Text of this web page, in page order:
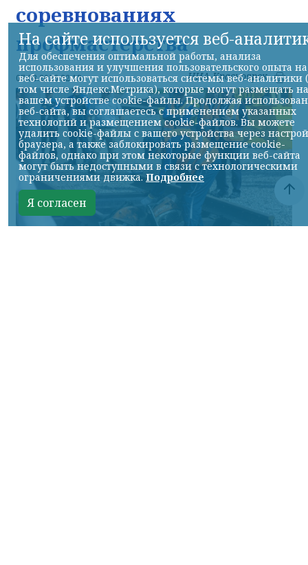
соревнованиях
профмастерства
07.08.2026 22:13 НИА-Красноярск
На сайте используется веб-
Для обеспечения оптимальной работы, анализа
использования и улучшения пользовательского опыта на
веб-сайте могут использоваться системы веб-аналитики
том числе Яндекс.Метрика), которые могут размещать на
вашем устройстве cookie-файлы. Продолжая
веб-сайта, вы соглашаетесь с применением указанных
технологий и размещением cookie-файлов. Вы можете
удалить cookie-файлы с вашего устройства через
браузера, а также заблокировать размещение cookie-
файлов, однако при этом некоторые функции веб-сайта
могут быть недоступными в связи с технологическими
ограничениями движка.Подробнее
Я согласен